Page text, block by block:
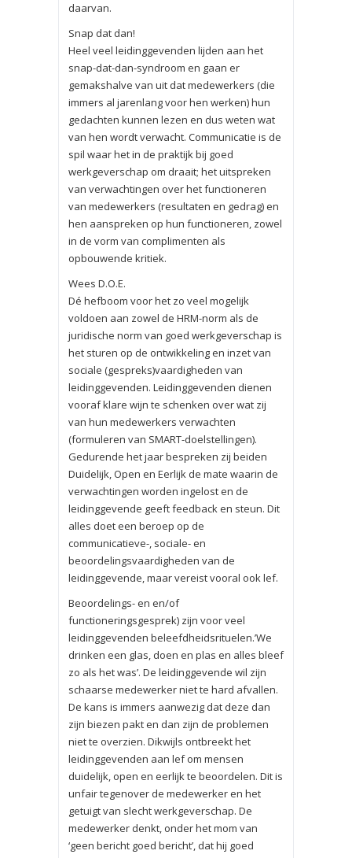
daarvan.
Snap dat dan!
Heel veel leidinggevenden lijden aan het
snap-dat-dan-syndroom en gaan er
gemakshalve van uit dat medewerkers (die
immers al jarenlang voor hen werken) hun
gedachten kunnen lezen en dus weten wat
van hen wordt verwacht. Communicatie is de
spil waar het in de praktijk bij goed
werkgeverschap om draait; het uitspreken
van verwachtingen over het functioneren
van medewerkers (resultaten en gedrag) en
hen aanspreken op hun functioneren, zowel
in de vorm van complimenten als
opbouwende kritiek.
Wees D.O.E.
Dé hefboom voor het zo veel mogelijk
voldoen aan zowel de HRM-norm als de
juridische norm van goed werkgeverschap is
het sturen op de ontwikkeling en inzet van
sociale (gespreks)vaardigheden van
leidinggevenden. Leidinggevenden dienen
vooraf klare wijn te schenken over wat zij
van hun medewerkers verwachten
(formuleren van SMART-doelstellingen).
Gedurende het jaar bespreken zij beiden
Duidelijk, Open en Eerlijk de mate waarin de
verwachtingen worden ingelost en de
leidinggevende geeft feedback en steun. Dit
alles doet een beroep op de
communicatieve-, sociale- en
beoordelingsvaardigheden van de
leidinggevende, maar vereist vooral ook lef.
Beoordelings- en en/of
functioneringsgesprek) zijn voor veel
leidinggevenden beleefdheidsrituelen.’We
drinken een glas, doen en plas en alles bleef
zo als het was’. De leidinggevende wil zijn
schaarse medewerker niet te hard afvallen.
De kans is immers aanwezig dat deze dan
zijn biezen pakt en dan zijn de problemen
niet te overzien. Dikwijls ontbreekt het
leidinggevenden aan lef om mensen
duidelijk, open en eerlijk te beoordelen. Dit is
unfair tegenover de medewerker en het
getuigt van slecht werkgeverschap. De
medewerker denkt, onder het mom van
‘geen bericht goed bericht’, dat hij goed